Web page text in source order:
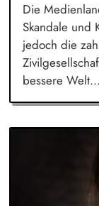
Die
Skandale und
jedoch die
bessere Welt...